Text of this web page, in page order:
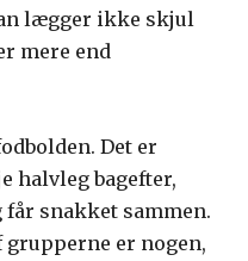
lægger ikke skjul
mere end
Det er
halvleg bagefter,
snakket sammen.
grupperne er nogen,